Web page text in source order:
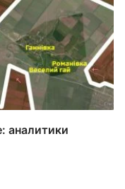
аналитики